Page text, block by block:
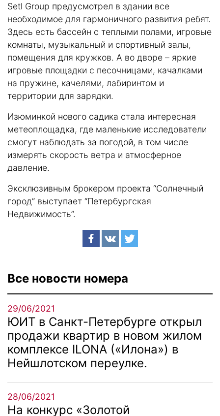
Setl Group предусмотрел в здании все
необходимое для гармоничного развития ребят.
Здесь есть бассейн с теплыми полами, игровые
комнаты, музыкальный и спортивный залы,
помещения для кружков. А во дворе – яркие
игровые площадки с песочницами, качалками
на пружине, качелями, лабиринтом и
территории для зарядки.
Изюминкой нового садика стала интересная
метеоплощадка, где маленькие исследователи
смогут наблюдать за погодой, в том числе
измерять скорость ветра и атмосферное
давление.
Эксклюзивным брокером проекта “Солнечный
город” выступает “Петербургская
Недвижимость”.
Все новости номера
29/06/2021
ЮИТ в Санкт-Петербурге открыл
продажи квартир в новом жилом
комплексе ILONA («Илона») в
Нейшлотском переулке.
28/06/2021
На конкурс «Золотой